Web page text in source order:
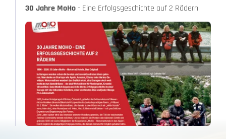
30 Jahre MoHo- Eine Erfolgsgeschichte auf 2 Rädern